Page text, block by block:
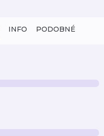
INFO PODOBNÉ